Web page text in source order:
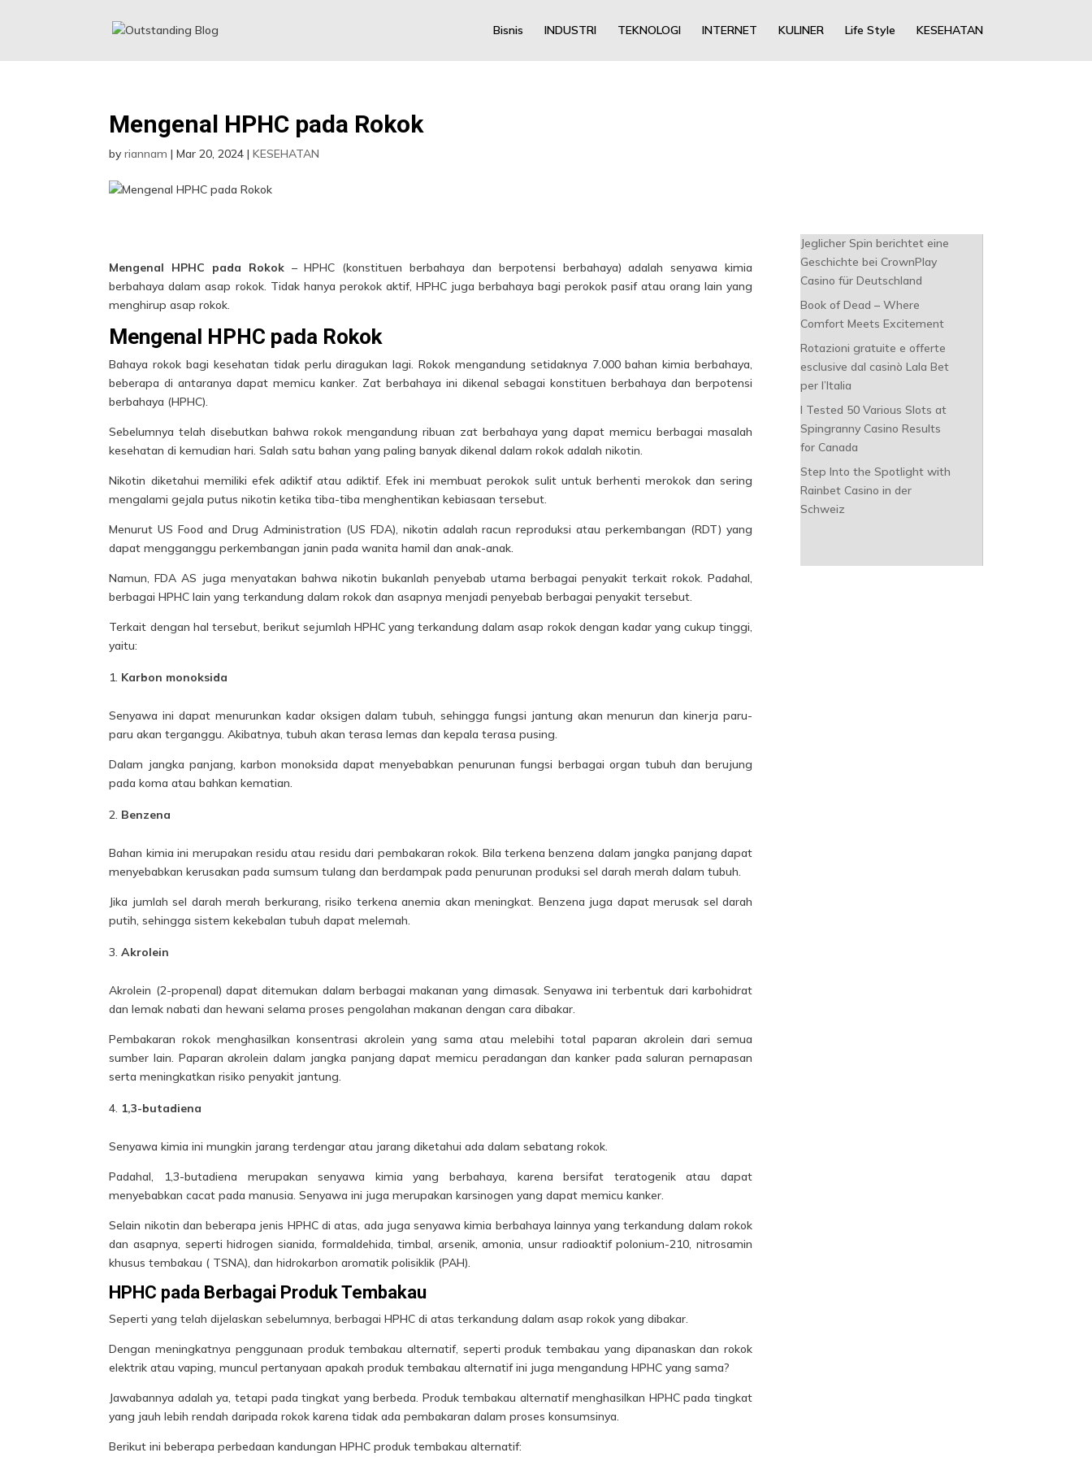
Bisnis INDUSTRI TEKNOLOGI INTERNET KULINER Life Style KESEHATAN
Mengenal HPHC pada Rokok
byriannam |Mar 20, 2024 |KESEHATAN
Mengenal HPHC pada Rokok – HPHC (konstituen berbahaya dan berpotensi berbahaya) adalah senyawa kimia
berbahaya dalam asap rokok. Tidak hanya perokok aktif, HPHC juga berbahaya bagi perokok pasif atau orang lain yang
menghirup asap rokok.
Mengenal HPHC pada Rokok
Bahaya rokok bagi kesehatan tidak perlu diragukan lagi. Rokok mengandung setidaknya 7.000 bahan kimia berbahaya,
beberapa di antaranya dapat memicu kanker. Zat berbahaya ini dikenal sebagai konstituen berbahaya dan berpotensi
berbahaya (HPHC).
Sebelumnya telah disebutkan bahwa rokokmengandung ribuan zat berbahaya yang dapat memicu berbagai masalah
kesehatan di kemudian hari. Salah satu bahan yang paling banyak dikenal dalam rokok adalah nikotin.
Nikotin diketahui memiliki efek adiktif atau adiktif. Efek ini membuat perokok sulit untuk berhenti merokok dan sering
mengalami gejala putus nikotin ketika tiba-tiba menghentikan kebiasaan tersebut.
Menurut US Food and Drug Administration (US FDA), nikotin adalah racun reproduksi atau perkembangan (RDT) yang
dapat mengganggu perkembangan janin pada wanita hamil dan anak-anak.
Namun, FDA AS juga menyatakan bahwa nikotin bukanlah penyebab utama berbagai penyakit terkait rokok. Padahal,
berbagai HPHC lain yang terkandung dalam rokok dan asapnya menjadi penyebab berbagai penyakit tersebut.
Terkait dengan hal tersebut, berikut sejumlah HPHC yang terkandung dalam asap rokok dengan kadar yang cukup tinggi,
yaitu:
Karbon monoksida
Senyawa ini dapat menurunkan kadar oksigen dalam tubuh, sehingga fungsi jantung akan menurun dan kinerja paru-
paru akan terganggu. Akibatnya, tubuh akan terasa lemas dan kepala terasa pusing.
Dalam jangka panjang, karbon monoksida dapat menyebabkan penurunan fungsi berbagai organ tubuh dan berujung
pada koma atau bahkan kematian.
Benzena
Bahan kimia ini merupakan residu atau residu dari pembakaran rokok. Bila terkena benzena dalam jangka panjang dapat
menyebabkan kerusakan pada sumsum tulang dan berdampak pada penurunan produksi sel darah merah dalam tubuh.
Jika jumlah sel darah merah berkurang, risiko terkena anemia akan meningkat. Benzena juga dapat merusak sel darah
putih, sehingga sistem kekebalan tubuh dapat melemah.
Akrolein
Akrolein (2-propenal) dapat ditemukan dalam berbagai makanan yang dimasak. Senyawa ini terbentuk dari karbohidrat
dan lemak nabati dan hewani selama proses pengolahan makanan dengan cara dibakar.
Pembakaran rokok menghasilkan konsentrasi akrolein yang sama atau melebihi total paparan akrolein dari semua
sumber lain. Paparan akrolein dalam jangka panjang dapat memicu peradangan dan kanker pada saluran pernapasan
serta meningkatkan risiko penyakit jantung.
1,3-butadiena
Senyawa kimia ini mungkin jarang terdengar atau jarang diketahui ada dalam sebatang rokok.
Padahal, 1,3-butadiena merupakan senyawa kimia yang berbahaya, karena bersifat teratogenik atau dapat
menyebabkan cacat pada manusia. Senyawa ini juga merupakan karsinogen yang dapat memicu kanker.
Selain nikotin dan beberapa jenis HPHC di atas, ada juga senyawa kimia berbahaya lainnya yang terkandung dalam rokok
dan asapnya, seperti hidrogen sianida, formaldehida, timbal, arsenik, amonia, unsur radioaktif polonium-210, nitrosamin
khusus tembakau ( TSNA), dan hidrokarbon aromatik polisiklik (PAH).
HPHC pada Berbagai Produk Tembakau
Seperti yang telah dijelaskan sebelumnya, berbagai HPHC di atas terkandung dalam asap rokok yang dibakar.
Dengan meningkatnya penggunaan produk tembakau alternatif, seperti produk tembakau yang dipanaskan dan rokok
elektrik atau vaping, muncul pertanyaan apakah produk tembakau alternatif ini juga mengandung HPHC yang sama?
Jawabannya adalah ya, tetapi pada tingkat yang berbeda. Produk tembakau alternatif menghasilkan HPHC pada tingkat
yang jauh lebih rendah daripada rokok karena tidak ada pembakaran dalam proses konsumsinya.
Berikut ini beberapa perbedaan kandungan HPHC produk tembakau alternatif:
Jeglicher Spin berichtet eine
Geschichte bei CrownPlay
Casino für Deutschland
Book of Dead – Where
Comfort Meets Excitement
Rotazioni gratuite e offerte
esclusive dal casinò Lala Bet
per l’Italia
I Tested 50 Various Slots at
Spingranny Casino Results
for Canada
Step Into the Spotlight with
Rainbet Casino in der
Schweiz